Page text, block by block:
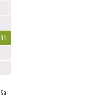
31
Sa